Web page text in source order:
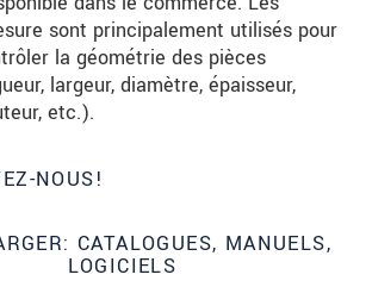
sont principalement utilisés pour
la géométrie des pièces
largeur, diamètre, épaisseur,
etc.).
NOUS!
CATALOGUES, MANUELS,
LOGICIELS
par e-mail.
vos données de manière